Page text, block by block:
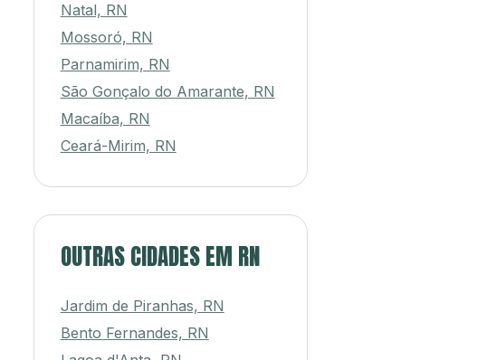
Natal, RN
Mossoró, RN
Parnamirim, RN
São Gonçalo do Amarante, RN
Macaíba, RN
Ceará-Mirim, RN
OUTRAS CIDADES EM RN
Jardim de Piranhas, RN
Bento Fernandes, RN